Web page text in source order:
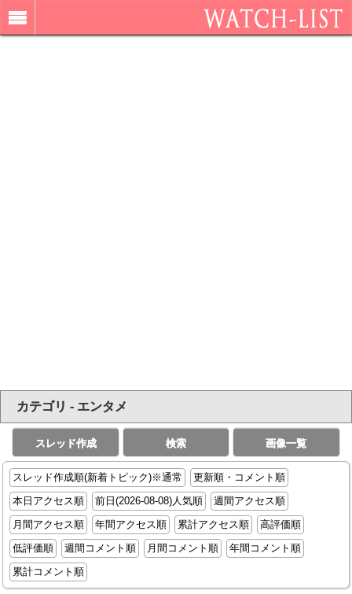
カテゴリ - エンタメ
スレッド作成 検索 画像一覧
スレッド作成順(新着トピック)※通常
更新順・コメント順
本日アクセス順
前日(2026-08-08)人気順
週間アクセス順
月間アクセス順
年間アクセス順 累計アクセス順
高評価順
低評価順
週間コメント順 月間コメント順
年間コメント順
累計コメント順